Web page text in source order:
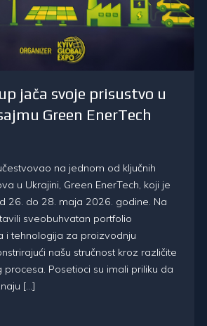
jača svoje prisustvo u
Green EnerTech
na jednom od ključnih
u Ukrajini, Green EnerTech, koji je
26. do 28. maja 2026. godine. Na
sveobuhvatan portfolio
i tehnologija za proizvodnju
našu stručnost kroz različite
Posetioci su imali priliku da
[…]